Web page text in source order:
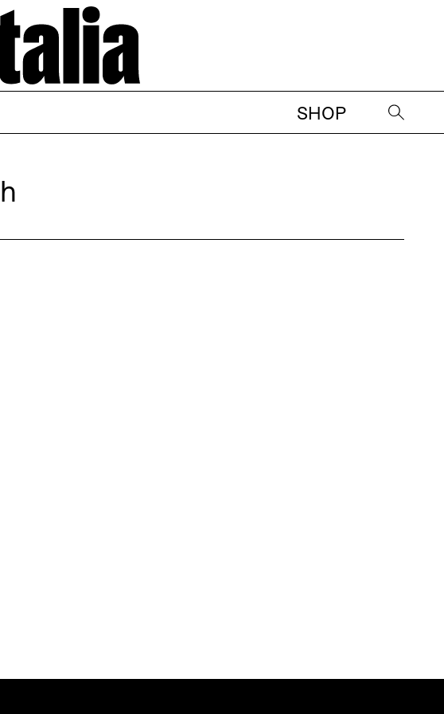
SHOP